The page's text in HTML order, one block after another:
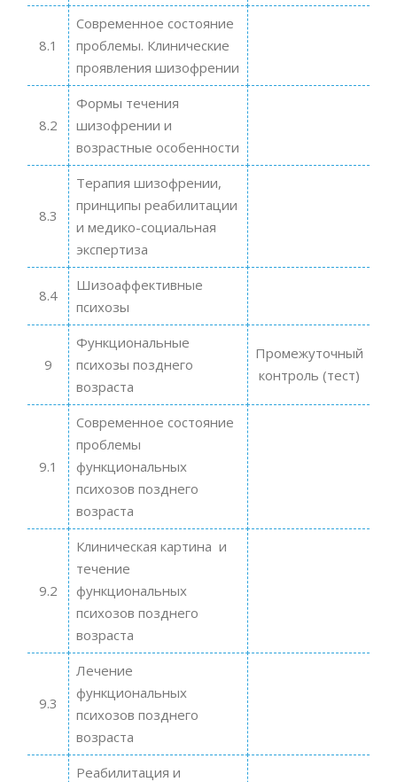
8.1
Современное состояние
проблемы. Клинические
проявления шизофрении
8.2
Формы течения
шизофрении и
возрастные особенности
8.3
Терапия шизофрении,
принципы реабилитации
и медико-социальная
экспертиза
8.4
Шизоаффективные
психозы
9
Функциональные
психозы позднего
возраста
Промежуточный
контроль (тест)
9.1
Современное состояние
проблемы
функциональных
психозов позднего
возраста
9.2
Клиническая картина и
течение
функциональных
психозов позднего
возраста
9.3
Лечение
функциональных
психозов позднего
возраста
Реабилитация и